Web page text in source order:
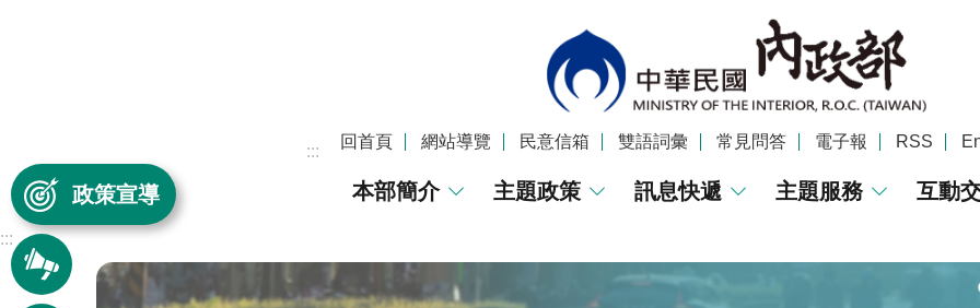
:::
回首頁 網站導覽 民意信箱 雙語詞彙 常見問答 電子報 RSS
本部簡介 主題政策 訊息快遞 主題服務 互動
政策宣導
訊息
:::